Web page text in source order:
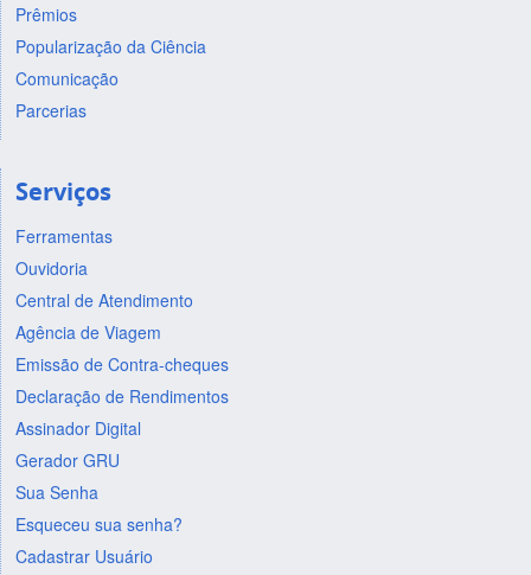
Prêmios
Popularização da Ciência
Comunicação
Parcerias
Serviços
Ferramentas
Ouvidoria
Central de Atendimento
Agência de Viagem
Emissão de Contra-cheques
Declaração de Rendimentos
Assinador Digital
Gerador GRU
Sua Senha
Esqueceu sua senha?
Cadastrar Usuário